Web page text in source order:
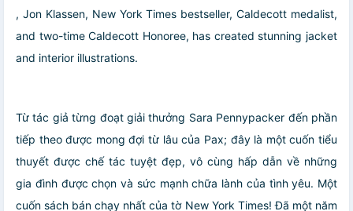
, Jon Klassen, New York Times bestseller, Caldecott medalist,
and two-time Caldecott Honoree, has created stunning jacket
and interior illustrations.
Từ tác giả từng đoạt giải thưởng Sara Pennypacker đến phần
tiếp theo được mong đợi từ lâu của Pax; đây là một cuốn tiểu
thuyết được chế tác tuyệt đẹp, vô cùng hấp dẫn về những
gia đình được chọn và sức mạnh chữa lành của tình yêu. Một
cuốn sách bán chạy nhất của tờ New York Times! Đã một năm